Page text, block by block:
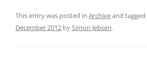
c
e
itt
er
ar
e
This entry was posted in Archiveand tagged
December 2012 bySimon Jebsen.